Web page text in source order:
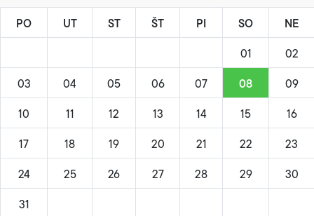
PO UT ST ŠT PI SO NE
01 02
03 04 05 06 07 08 09
10 11 12 13 14 15 16
17 18 19 20 21 22 23
24 25 26 27 28 29 30
31